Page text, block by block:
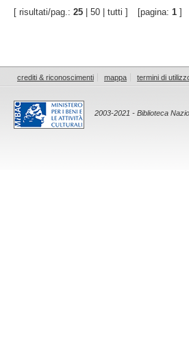
[ risultati/pag.: 25 | 50 | tutti ] [pagina: 1 ]
crediti & riconoscimenti mappa termini di
2003-2021 - Biblioteca